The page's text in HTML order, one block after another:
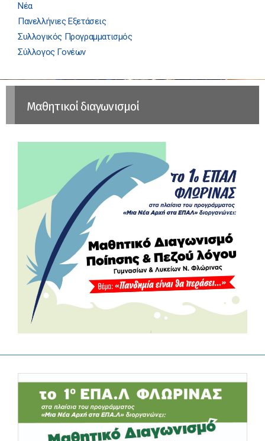
Νέα
Πανελλήνιες Εξετάσεις
Συλλογικός Προγραμματισμός
Σύλλογος Γονέων
Μαθητικοί διαγωνισμοί